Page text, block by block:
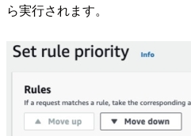
ら実行されます。